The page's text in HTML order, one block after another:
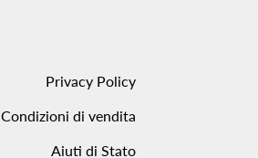
Privacy Policy
Condizioni di vendita
Aiuti di Stato